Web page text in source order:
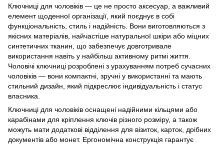
Ключниці для чоловіків — це не просто аксесуар, а важливий
елемент щоденної організації, який поєднує в собі
функціональність, стиль і надійність. Вони виготовляються з
якісних матеріалів, найчастіше натуральної шкіри або міцних
синтетичних тканин, що забезпечує довготривале
використання навіть у найбільш активному ритмі життя.
Чоловічі ключниці розроблені з урахуванням потреб сучасних
чоловіків — вони компактні, зручні у використанні та мають
стильний дизайн, який підкреслює індивідуальність і статус
власника.
Ключниці для чоловіків оснащені надійними кільцями або
карабінами для кріплення ключів різного розміру, а також
можуть мати додаткові відділення для візиток, карток, дрібних
документів або монет. Ергономічна конструкція гарантує